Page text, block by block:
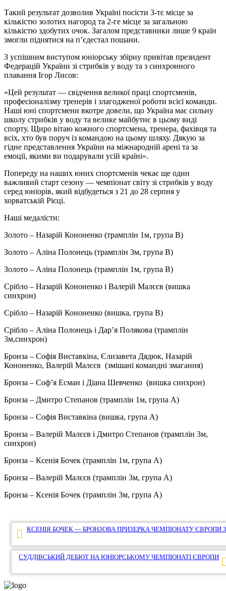
Такий результат дозволив Україні посісти 3-тє місце за
кількістю золотих нагород та 2-ге місце за загальною
кількістю здобутих очок. Загалом представники лише 9 країн
змогли піднятися на п’єдестал пошани.
З успішним виступом юніорську збірну привітав президент
Федерацій України зі стрибків у воду та з синхронного
плавання Ігор Лисов:
«Цей результат — свідчення великої праці спортсменів,
професіоналізму тренерів і злагодженої роботи всієї команди.
Наші юні спортсмени вкотре довели, що Україна має сильну
школу стрибків у воду та велике майбутнє в цьому виді
спорту. Щиро вітаю кожного спортсмена, тренера, фахівця та
всіх, хто був поруч із командою на цьому шляху. Дякую за
гідне представлення України на міжнародній арені та за
емоції, якими ви подарували усій країні».
Попереду на наших юних спортсменів чекає ще один
важливий старт сезону — чемпіонат світу зі стрибків у воду
серед юніорів, який відбудеться з 21 до 28 серпня у
хорватській Рієці.
Наші медалісти:
Золото – Назарій Кононенко (трамплін 1м, група В)
Золото – Аліна Полонець (трамплін 3м, група В)
Золото – Аліна Полонець (трамплін 1м, група В)
Срібло – Назарій Кононенко і Валерій Малєєв (вишка
синхрон)
Срібло – Назарій Кононенко (вишка, група В)
Срібло – Аліна Полонець і Дар’я Полякова (трамплін
3м,синхрон)
Бронза – Софія Виставкіна, Єлизавета Дядюк, Назарій
Кононенко, Валерій Малєєв (змішані командні змагання)
Бронза – Соф’я Есман і Діана Шевченко (вишка синхрон)
Бронза – Дмитро Степанов (трамплін 1м, група А)
Бронза – Софія Виставкіна (вишка, група А)
Бронза – Валерій Малєєв і Дмитро Степанов (трамплін 3м,
синхрон)
Бронза – Ксенія Бочек (трамплін 1м, група А)
Бронза – Валерій Малєєв (трамплін 3м, група А)
Бронза – Ксенія Бочек (трамплін 3м, група А)
Навігація
записів
КСЕНІЯ БОЧЕК — БРОНЗОВА ПРИЗЕРКА ЧЕМПІОНАТУ ЄВРОПИ
СУДДІВСЬКИЙ ДЕБЮТ НА ЮНІОРСЬКОМУ ЧЕМПІОНАТІ ЄВРОПИ